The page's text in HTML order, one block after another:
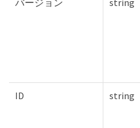
バージョン string
ID string